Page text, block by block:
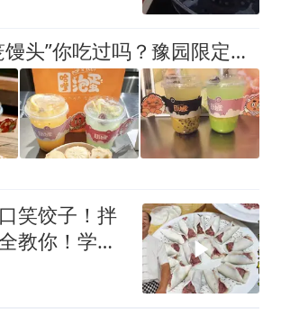
脆脆的“小笼馒头”你吃过吗？豫园限定款，一笼还有生煎、锅贴、定胜糕……网友：实在太“会”了！
笑饺子！拌
教你！学会